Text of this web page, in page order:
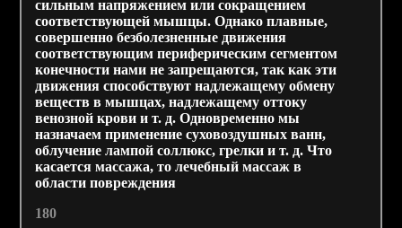
сильным напряжением или сокращением
соответствующей мышцы. Однако плавные,
совершенно безболезненные движения
соответствующим периферическим сегментом
конечности нами не запрещаются, так как эти
движения способствуют надлежащему обмену
веществ в мышцах, надлежащему оттоку
венозной крови и т. д. Одновременно мы
назначаем применение суховоздушных ванн,
облучение лампой соллюкс, грелки и т. д. Что
касается массажа, то лечебный массаж в
области повреждения
180